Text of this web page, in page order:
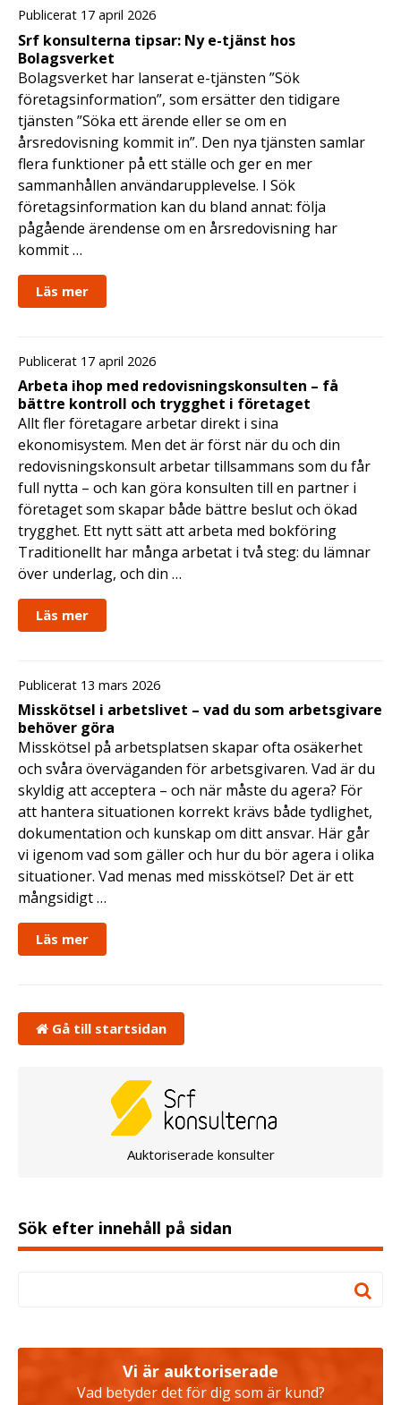
Publicerat 17 april 2026
Srf konsulterna tipsar: Ny e-tjänst hos
Bolagsverket
Bolagsverket har lanserat e-tjänsten ”Sök
företagsinformation”, som ersätter den tidigare
tjänsten ”Söka ett ärende eller se om en
årsredovisning kommit in”. Den nya tjänsten samlar
flera funktioner på ett ställe och ger en mer
sammanhållen användarupplevelse. I Sök
företagsinformation kan du bland annat: följa
pågående ärendense om en årsredovisning har
kommit …
Läs mer
Publicerat 17 april 2026
Arbeta ihop med redovisningskonsulten – få
bättre kontroll och trygghet i företaget
Allt fler företagare arbetar direkt i sina
ekonomisystem. Men det är först när du och din
redovisningskonsult arbetar tillsammans som du får
full nytta – och kan göra konsulten till en partner i
företaget som skapar både bättre beslut och ökad
trygghet. Ett nytt sätt att arbeta med bokföring
Traditionellt har många arbetat i två steg: du lämnar
över underlag, och din …
Läs mer
Publicerat 13 mars 2026
Misskötsel i arbetslivet – vad du som arbetsgivare
behöver göra
Misskötsel på arbetsplatsen skapar ofta osäkerhet
och svåra överväganden för arbetsgivaren. Vad är du
skyldig att acceptera – och när måste du agera? För
att hantera situationen korrekt krävs både tydlighet,
dokumentation och kunskap om ditt ansvar. Här går
vi igenom vad som gäller och hur du bör agera i olika
situationer. Vad menas med misskötsel? Det är ett
mångsidigt …
Läs mer
Gå till startsidan
Auktoriserade konsulter
Sök efter innehåll på sidan
Vi är auktoriserade
Vad betyder det för dig som är kund?